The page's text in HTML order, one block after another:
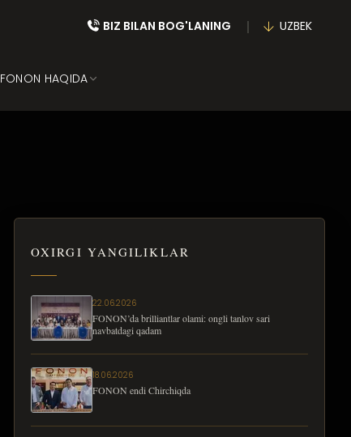
BIZ BILAN BOG'LANING UZBEK
FONON HAQIDA
OXIRGI YANGILIKLAR
22.06.2026
FONON’da brilliantlar olami: ongli tanlov sari
navbatdagi qadam
18.06.2026
FONON endi Chirchiqda